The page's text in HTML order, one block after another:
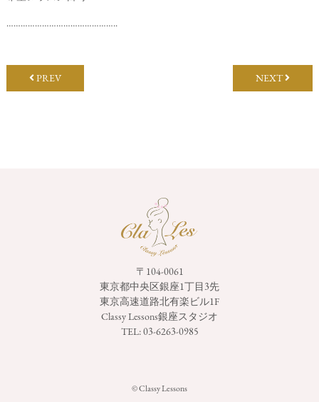
………………………………………..
PREV NEXT
〒104-0061
東京都中央区銀座1丁目3先
東京高速道路北有楽ビル1F
Classy Lessons銀座スタジオ
TEL:03-6263-0985
© Classy Lessons